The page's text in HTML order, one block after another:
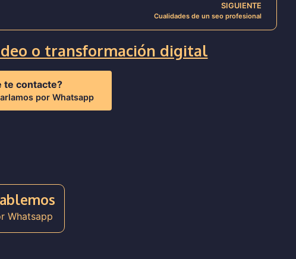
SIGUIENTE
Cualidades de un seo profesional
o transformación digital
te contacte?
por Whatsapp
Whatsapp